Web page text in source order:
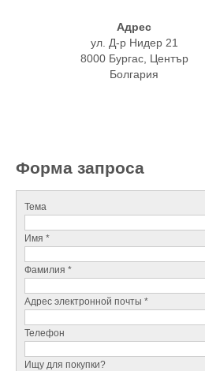
Адрес
ул. Д-р Нидер 21
8000 Бургас, Център
Болгария
Форма запроса
Тема
Имя *
Фамилия *
Адрес электронной почты *
Телефон
Ищу для покупки?